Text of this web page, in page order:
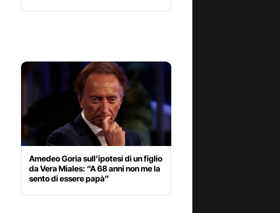
Amedeo Goria sull’ipotesi di un figlio
da Vera Miales: “A 68 anni non me la
sento di essere papà”